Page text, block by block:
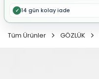
✓ 14 gün kolay iade
Tüm Ürünler GÖZLÜK